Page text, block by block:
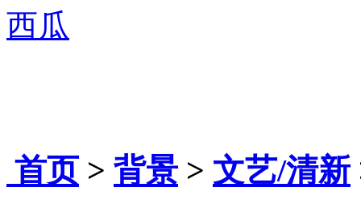
西瓜
首页> 背景 > 文艺/清新